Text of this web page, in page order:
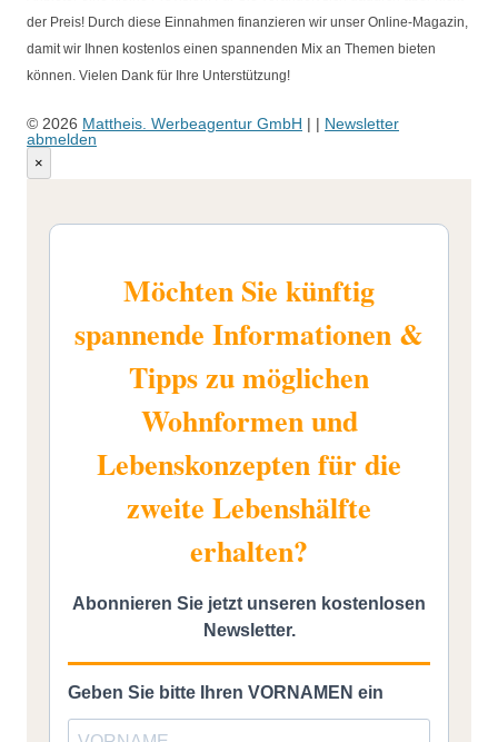
der Preis! Durch diese Einnahmen finanzieren wir unser Online-Magazin,
damit wir Ihnen kostenlos einen spannenden Mix an Themen bieten
können. Vielen Dank für Ihre Unterstützung!
© 2026 Mattheis. Werbeagentur GmbH | | Newsletter
abmelden
×